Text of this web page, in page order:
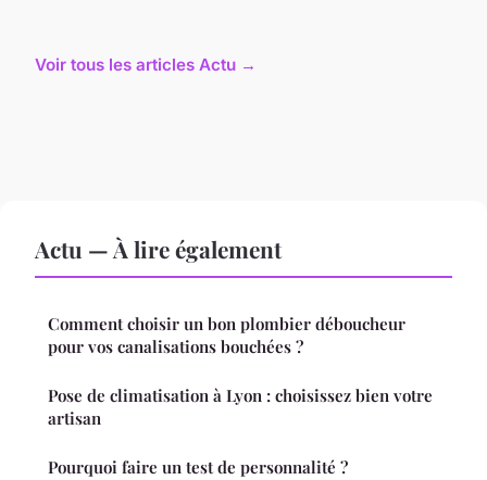
Voir tous les articles Actu →
Actu — À lire également
Comment choisir un bon plombier déboucheur
pour vos canalisations bouchées ?
Pose de climatisation à Lyon : choisissez bien votre
artisan
Pourquoi faire un test de personnalité ?